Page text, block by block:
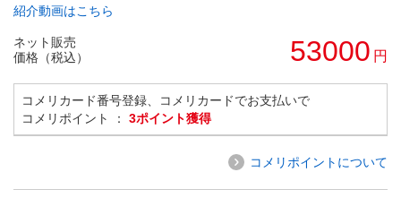
紹介動画はこちら
ネット販売
価格（税込）
53000 円
コメリカード番号登録、コメリカードでお支払いで
コメリポイント ： 3ポイント獲得
コメリポイントについて